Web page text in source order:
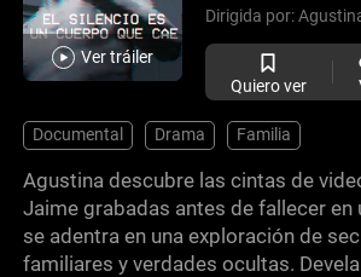
Ver tráiler
Dirigida por:
Quiero ver
Documental Drama Familia
Agustina descubre las cintas de
Jaime grabadas antes de fallecer en
se adentra en una exploración de
familiares y verdades ocultas.